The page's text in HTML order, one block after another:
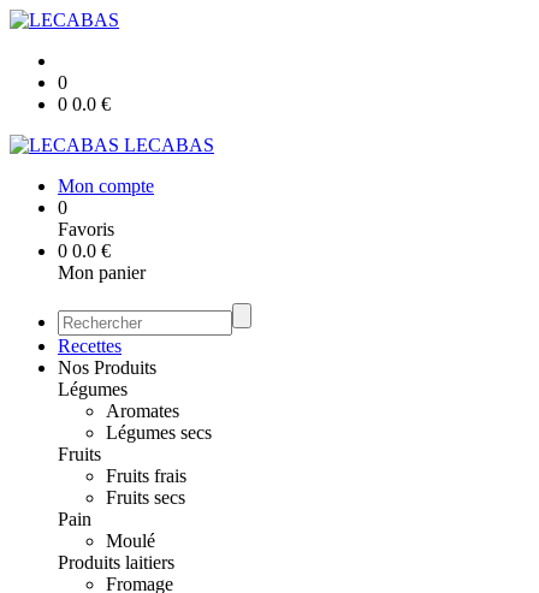
0
0 0.0 €
LECABAS
Mon compte
0
Favoris
0 0.0 €
Mon panier
Recettes
Nos Produits
Légumes
Aromates
Légumes secs
Fruits
Fruits frais
Fruits secs
Pain
Moulé
Produits laitiers
Fromage